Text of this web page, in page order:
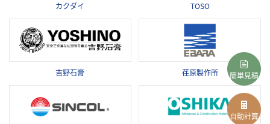
カクダイ TOSO
吉野石膏 荏原製作所 簡単見積
自動計算